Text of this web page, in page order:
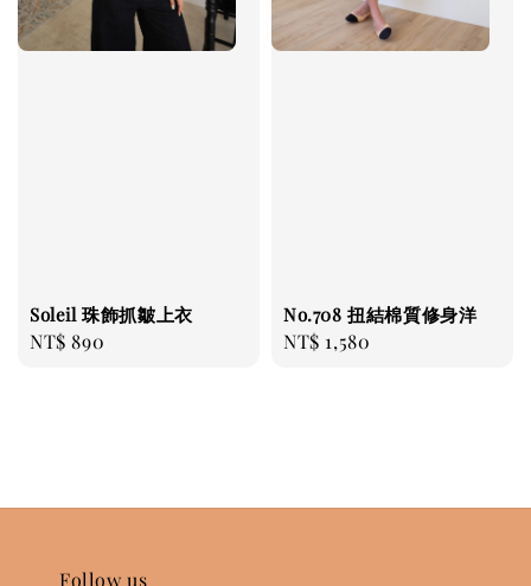
Soleil 珠飾抓皺上衣
Regular
NT$ 890
No.708 扭結棉質修身洋
Regular
NT$ 1,580
Follow us